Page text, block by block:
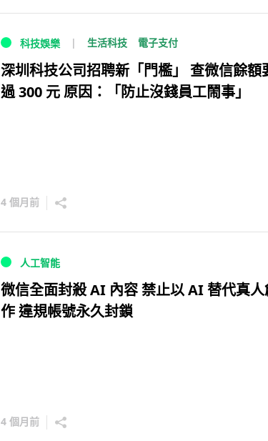
科技娛樂 生活科技 電子支付
深圳科技公司招聘新「門檻」 查微信餘額
過 300 元 原因：「防止沒錢員工鬧事」
4 個月前
人工智能
微信全面封殺 AI 內容 禁止以 AI 替代真人
作 違規帳號永久封鎖
4 個月前